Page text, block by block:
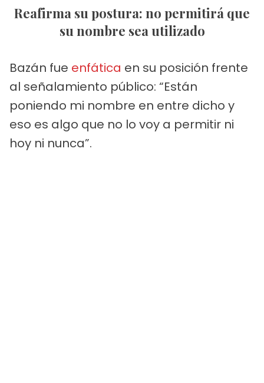
Reafirma su postura: no permitirá que
su nombre sea utilizado
Bazán fue enfática en su posición frente
al señalamiento público: “Están
poniendo mi nombre en entre dicho y
eso es algo que no lo voy a permitir ni
hoy ni nunca”.